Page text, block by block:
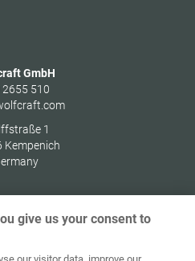
GmbH
2655 510
1
Kempenich
Вихідні дані
give us your consent to